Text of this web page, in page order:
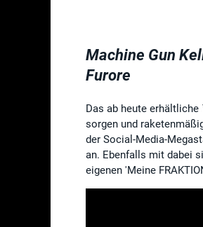
Machine Gun
Furore
Das ab heute erhältliche
sorgen und
der Social-Media-
an. Ebenfalls mit dabei
eigenen 'Meine